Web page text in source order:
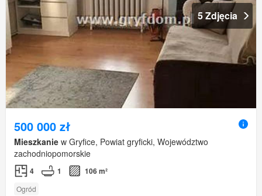
5 Zdjęcia
500 000 zł
Mieszkanie w Gryfice, Powiat gryficki, Województwo
zachodniopomorskie
4 1 106 m²
Ogród